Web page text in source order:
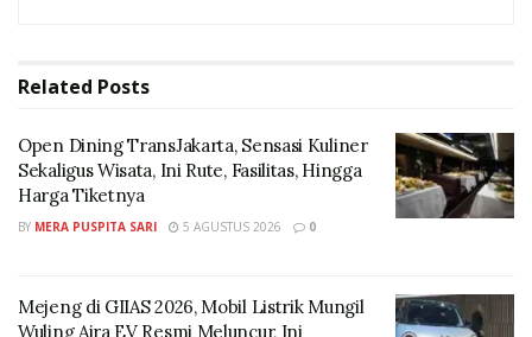
Related Posts
Open Dining TransJakarta, Sensasi Kuliner
Sekaligus Wisata, Ini Rute, Fasilitas, Hingga
Harga Tiketnya
BY MERA PUSPITA SARI 5 AGUSTUS 2026 0
Mejeng di GIIAS 2026, Mobil Listrik Mungil
Wuling Aira EV Resmi Meluncur, Ini